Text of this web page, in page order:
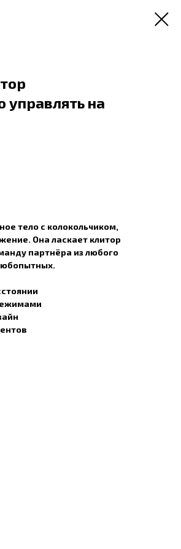
на
тело с колокольчиком,
Она ласкает клитор
партнёра из любого